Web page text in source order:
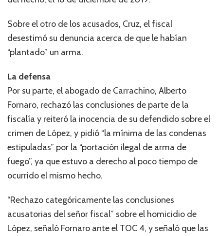
Sobre el otro de los acusados, Cruz, el fiscal
desestimó su denuncia acerca de que le habían
“plantado” un arma.
La defensa
Por su parte, el abogado de Carrachino, Alberto
Fornaro, rechazó las conclusiones de parte de la
fiscalía y reiteró la inocencia de su defendido sobre el
crimen de López, y pidió “la mínima de las condenas
estipuladas” por la “portación ilegal de arma de
fuego”, ya que estuvo a derecho al poco tiempo de
ocurrido el mismo hecho.
“Rechazo categóricamente las conclusiones
acusatorias del señor fiscal” sobre el homicidio de
López, señaló Fornaro ante el TOC 4, y señaló que las